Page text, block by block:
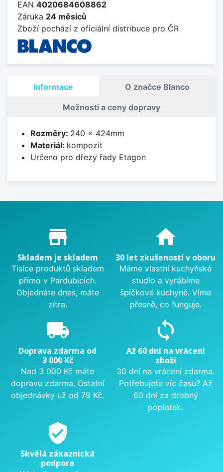
EAN 4020684608862
Záruka 24 měsíců
Zboží pochází z oficiální distribuce pro ČR
Informace O značce Blanco
Možnosti a ceny dopravy
Rozměry: 240 x 424mm
Materiál: kompozit
Určeno pro dřezy řady Etagon
Proč nakupovat u nás?
store_mall_directory
Skladem je skladem
Tisíce produktů skladem
přímo v Pardubicích.
Objednáte dnes, máte
zítra.
home
30 let zkušeností v oboru
Máme vlastní kuchyňské
studio a vyrábíme
špičkové kuchyně. Víme
přesně, co funguje.
local_shipping
Doprava zdarma od
3 000 Kč
Nad 3 000 Kč máte
dopravu zdarma. Ostatní
objednávky už od 79 Kč.
sync
Až 60 dní na vrácení
zboží
30 dní na vrácení zdarma.
Potřebujete víc času? Až
60 dní za drobný
poplatek.
verified_user
Skvělá zákaznická
podpora